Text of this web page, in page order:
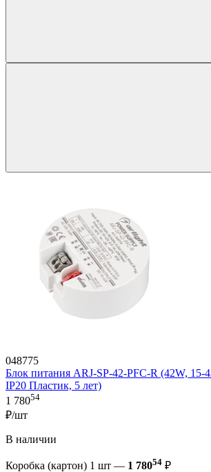
048775
Блок питания ARJ-SP-42-PFC-R (42W, 15-
IP20 Пластик, 5 лет)
1 78054
₽/шт
В наличии
Коробка (картон) 1 шт — 1 78054 ₽